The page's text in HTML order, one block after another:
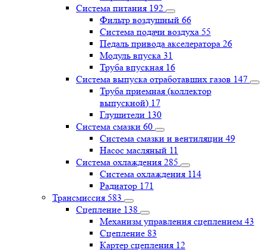
Система питания 192
Фильтр воздушный 66
Система подачи воздуха 55
Педаль привода акселератора 26
Модуль впуска 31
Труба впускная 16
Система выпуска отработавших газов 147
Труба приемная (коллектор
выпускной) 17
Глушители 130
Система смазки 60
Система смазки и вентиляции 49
Насос масляный 11
Система охлаждения 285
Система охлаждения 114
Радиатор 171
Трансмиссия 583
Сцепление 138
Механизм управления сцеплением 43
Сцепление 83
Картер сцепления 12